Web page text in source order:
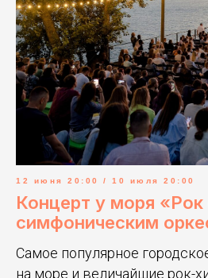
12 июня 20:00 / 10 июля 20:00
Концерт у моря «Рок
симфоническим
Самое популярное
на море и величайшие рок-